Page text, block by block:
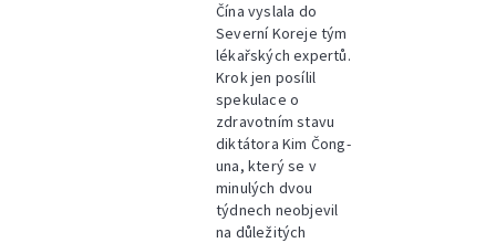
Čína vyslala do
Severní Koreje tým
lékařských expertů.
Krok jen posílil
spekulace o
zdravotním stavu
diktátora Kim Čong-
una, který se v
minulých dvou
týdnech neobjevil
na důležitých